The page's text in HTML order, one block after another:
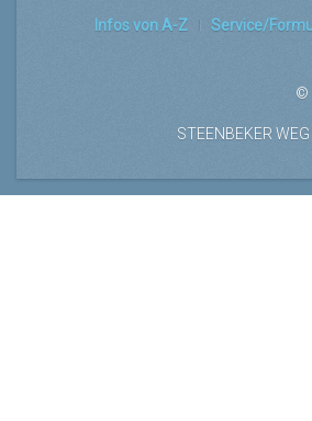
Infos von A-Z Service/
©
STEENBEKER